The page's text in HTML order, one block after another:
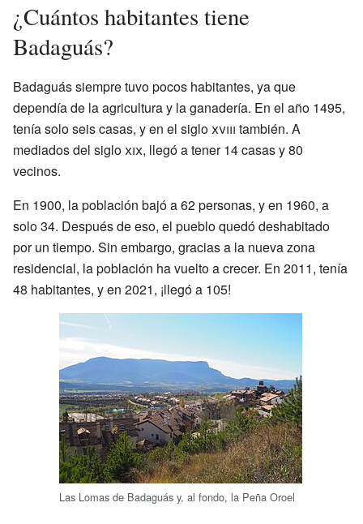
¿Cuántos habitantes tiene
Badaguás?
Badaguás siempre tuvo pocos habitantes, ya que
dependía de la agricultura y la ganadería. En el año 1495,
tenía solo seis casas, y en el sigloxviii también. A
mediados del sigloxix, llegó a tener 14 casas y 80
vecinos.
En 1900, la población bajó a 62 personas, y en 1960, a
solo 34. Después de eso, el pueblo quedó deshabitado
por un tiempo. Sin embargo, gracias a la nueva zona
residencial, la población ha vuelto a crecer. En 2011, tenía
48 habitantes, y en 2021, ¡llegó a 105!
Las Lomas de Badaguás y, al fondo, la Peña Oroel